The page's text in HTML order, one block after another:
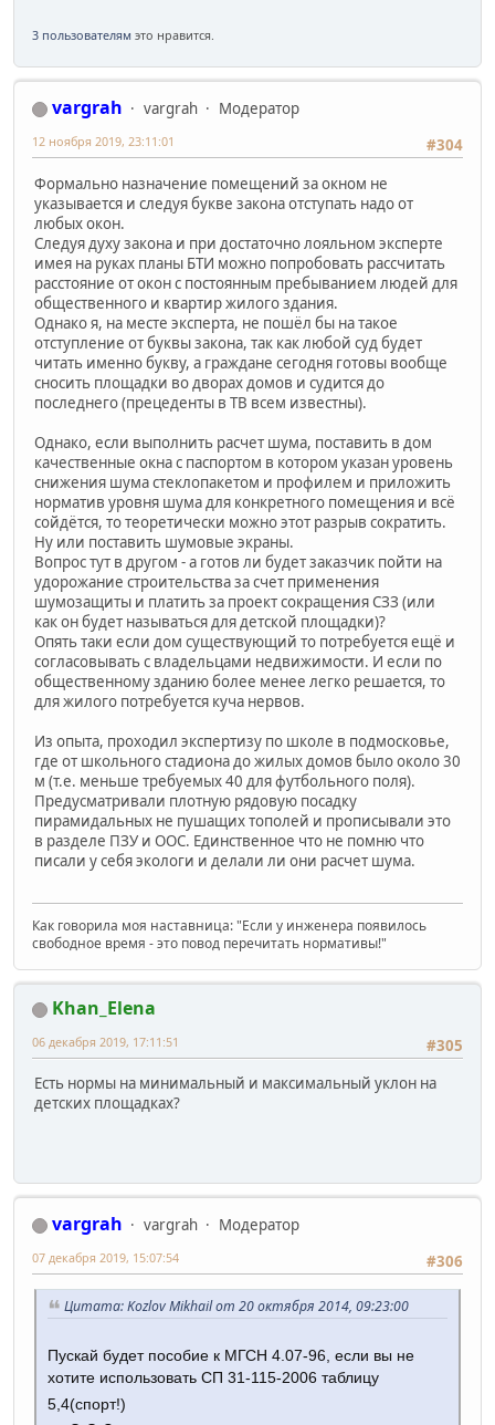
3 пользователям это нравится.
vargrah vargrah
Модератор
#304
12 ноября 2019, 23:11:01
Формально назначение помещений за окном не
указывается и следуя букве закона отступать надо от
любых окон.
Следуя духу закона и при достаточно лояльном эксперте
имея на руках планы БТИ можно попробовать рассчитать
расстояние от окон с постоянным пребыванием людей для
общественного и квартир жилого здания.
Однако я, на месте эксперта, не пошёл бы на такое
отступление от буквы закона, так как любой суд будет
читать именно букву, а граждане сегодня готовы вообще
сносить площадки во дворах домов и судится до
последнего (прецеденты в ТВ всем известны).
Однако, если выполнить расчет шума, поставить в дом
качественные окна с паспортом в котором указан уровень
снижения шума стеклопакетом и профилем и приложить
норматив уровня шума для конкретного помещения и всё
сойдётся, то теоретически можно этот разрыв сократить.
Ну или поставить шумовые экраны.
Вопрос тут в другом - а готов ли будет заказчик пойти на
удорожание строительства за счет применения
шумозащиты и платить за проект сокращения СЗЗ (или
как он будет называться для детской площадки)?
Опять таки если дом существующий то потребуется ещё и
согласовывать с владельцами недвижимости. И если по
общественному зданию более менее легко решается, то
для жилого потребуется куча нервов.
Из опыта, проходил экспертизу по школе в подмосковье,
где от школьного стадиона до жилых домов было около 30
м (т.е. меньше требуемых 40 для футбольного поля).
Предусматривали плотную рядовую посадку
пирамидальных не пушащих тополей и прописывали это
в разделе ПЗУ и ООС. Единственное что не помню что
писали у себя экологи и делали ли они расчет шума.
Как говорила моя наставница: "Если у инженера появилось
свободное время - это повод перечитать нормативы!"
Khan_Elena
#305
06 декабря 2019, 17:11:51
Есть нормы на минимальный и максимальный уклон на
детских площадках?
vargrah vargrah
Модератор
#306
07 декабря 2019, 15:07:54
Цитата: Kozlov Mikhail от 20 октября 2014, 09:23:00
Пускай будет пособие к МГСН 4.07-96, если вы не
хотите использовать СП 31-115-2006 таблицу
5,4(спорт!)